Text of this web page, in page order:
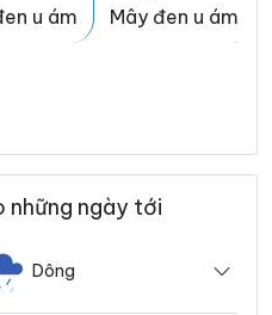
u ám
Mây đen u ám
những ngày tới
Dông